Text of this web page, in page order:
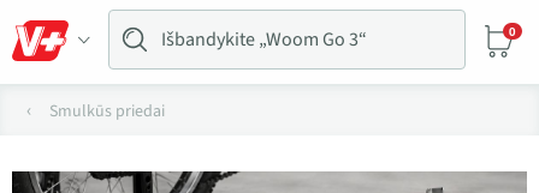
0
Smulkūs priedai